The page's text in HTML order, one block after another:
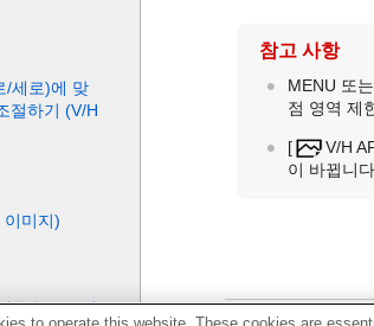
참고 사항
MENU 또
점 영역 제
[ V/H
이 바뀝니다.
/세로)에 맞
절하기 (V/H
이미지)
굴/눈 AF 설